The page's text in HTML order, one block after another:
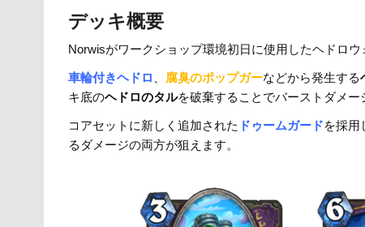
tt
er
e
c
e
b
o
o
k
n
a
y
Li
n
k
デッキ概要
Norwisがワークショップ環境初日に使用したヘドロウ
車輪付きヘドロ 腐臭のポップガーなどから発生する
キ底のヘドロのタルを破棄することでバーストダメー
コアセットに新しく追加された ドゥームガードを採用
るダメージの両方が狙えます。